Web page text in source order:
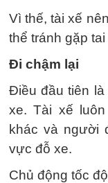
Vì thế, tài xế
thể tránh gặp
Đi chậm lại
Điều đầu tiên
xe. Tài xế
khác và người
vực đỗ xe.
Chủ động tốc